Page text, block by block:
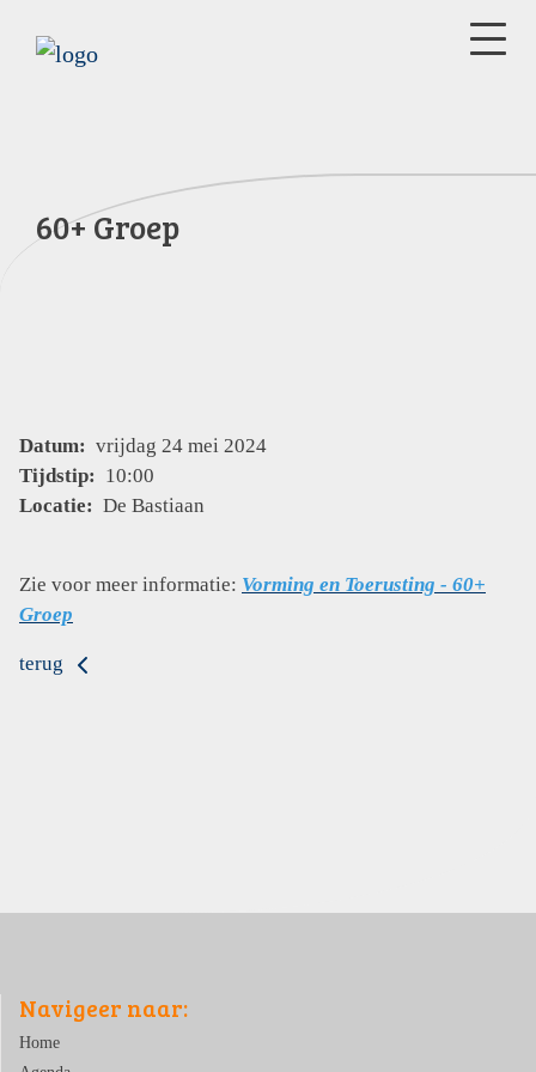
60+ Groep
Datum: vrijdag 24 mei 2024
Tijdstip: 10:00
Locatie: De Bastiaan
Zie voor meer informatie: Vorming en Toerusting - 60+
Groep
terug
Navigeer naar:
Home